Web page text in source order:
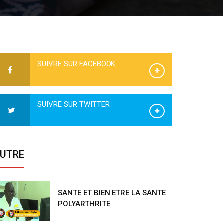
SUIVRE SUR FACEBOOK
SUIVRE SUR TWITTER
SANTE ET BIEN ETRE LA SANTE
POLYARTHRITE